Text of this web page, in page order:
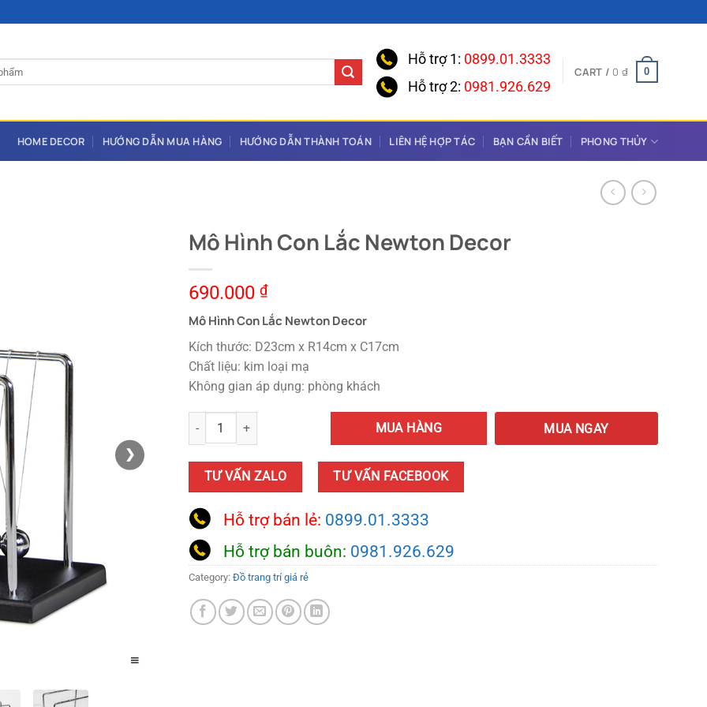
Hỗ trợ 1: 0899.01.3333
Hỗ trợ 2: 0981.926.629
CART / 0 ₫ 0
HOME DECOR HƯỚNG DẪN MUA HÀNG HƯỚNG DẪN THÀNH TOÁN LIÊN HỆ HỢP TÁC BẠN CẦN BIẾT PHONG THỦY
❯
Mô Hình Con Lắc Newton Decor
690.000 ₫
Mô Hình Con Lắc Newton Decor
Kích thước: D23cm x R14cm x C17cm
Chất liệu: kim loại mạ
Không gian áp dụng: phòng khách
Mô Hình Con Lắc Newton Decor quantity
MUA HÀNG MUA NGAY
TƯ VẤN ZALO TƯ VẤN FACEBOOK
Hỗ trợ bán lẻ: 0899.01.3333
Hỗ trợ bán buôn: 0981.926.629
Category: Đồ trang trí giá rẻ